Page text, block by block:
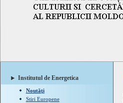
Institutul de Energetica
Noutăţi
Stiri Europene